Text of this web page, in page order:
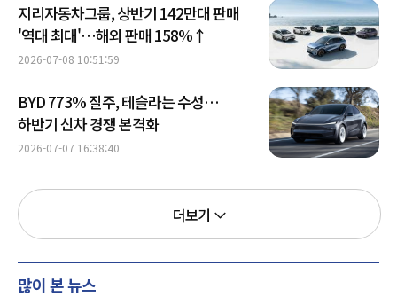
지리자동차그룹, 상반기 142만대 판매
'역대 최대'…해외 판매 158%↑
2026-07-08 10:51:59
BYD 773% 질주, 테슬라는 수성…
하반기 신차 경쟁 본격화
2026-07-07 16:38:40
더보기
많이 본 뉴스